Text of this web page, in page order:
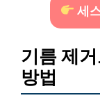
세
기름 제
방법